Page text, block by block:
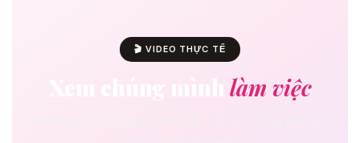
🎬 VIDEO THỰC TẾ
Xem chúng mình làm việc